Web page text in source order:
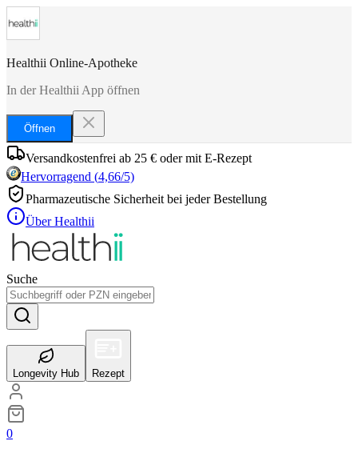
Healthii Online-Apotheke
In der Healthii App öffnen
Öffnen
Versandkostenfrei ab 25 € oder mit E-Rezept
Hervorragend (4,66/5)
Pharmazeutische Sicherheit bei jeder Bestellung
Über Healthii
Suche
Longevity Hub Rezept
0